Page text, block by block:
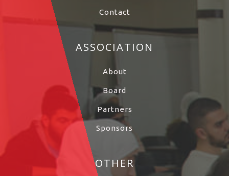
Contact
ASSOCIATION
About
Board
Partners
Sponsors
OTHER